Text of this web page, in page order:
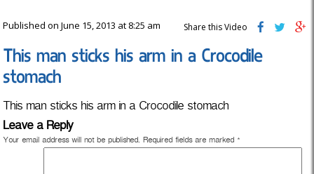
Published on June 15, 2013 at 8:25 am Share this Video
This man sticks his arm in a Crocodile
stomach
This man sticks his arm in a Crocodile stomach
Leave a Reply
Your email address will not be published. Required fields are marked *